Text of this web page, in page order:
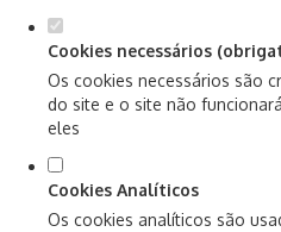
Cookies necessários
Os cookies necessários são
do site e o site não
eles
Cookies Analíticos
Os cookies analíticos são